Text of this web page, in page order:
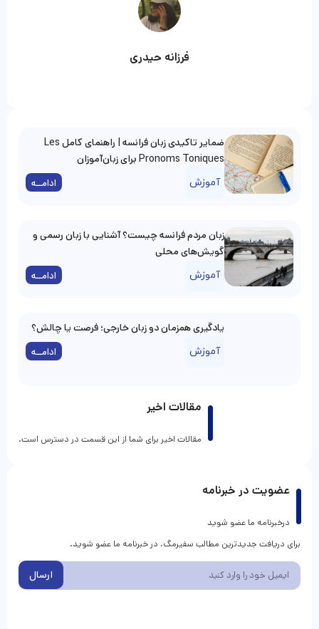
فرزانه حیدری
مقالات اخیر
مقالات اخیر برای شما از این قسمت در دسترس است.
ضمایر تاکیدی زبان فرانسه | راهنمای کامل Les
Pronoms Toniques برای زبان‌آموزان
آموزش ادامــه
زبان مردم فرانسه چیست؟ آشنایی با زبان رسمی و
گویش‌های محلی
آموزش ادامــه
یادگیری همزمان دو زبان خارجی؛ فرصت یا چالش؟
آموزش ادامــه
عضویت در خبرنامه
درخبرنامه ما عضو شوید
برای دریافت جدیدترین مطالب سفیرمگ، در خبرنامه ما عضو شوید.
ارسال